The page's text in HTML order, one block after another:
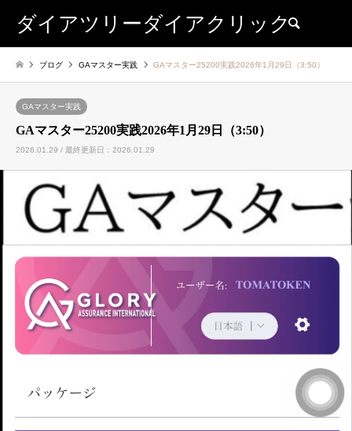
ダイアツリーダイアクリック
ブログ GAマスター実践 GAマスター25200実践2026年1月29日（3:50）
GAマスター実践
GAマスター25200実践2026年1月29日（3:50）
2026.01.29 / 最終更新日：2026.01.29